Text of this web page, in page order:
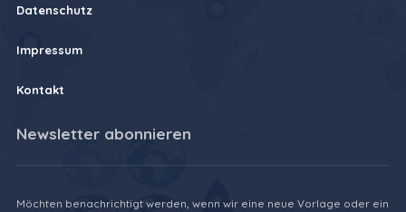
Datenschutz
Impressum
Kontakt
Newsletter abonnieren
Möchten benachrichtigt werden, wenn wir eine neue Vorlage oder ein